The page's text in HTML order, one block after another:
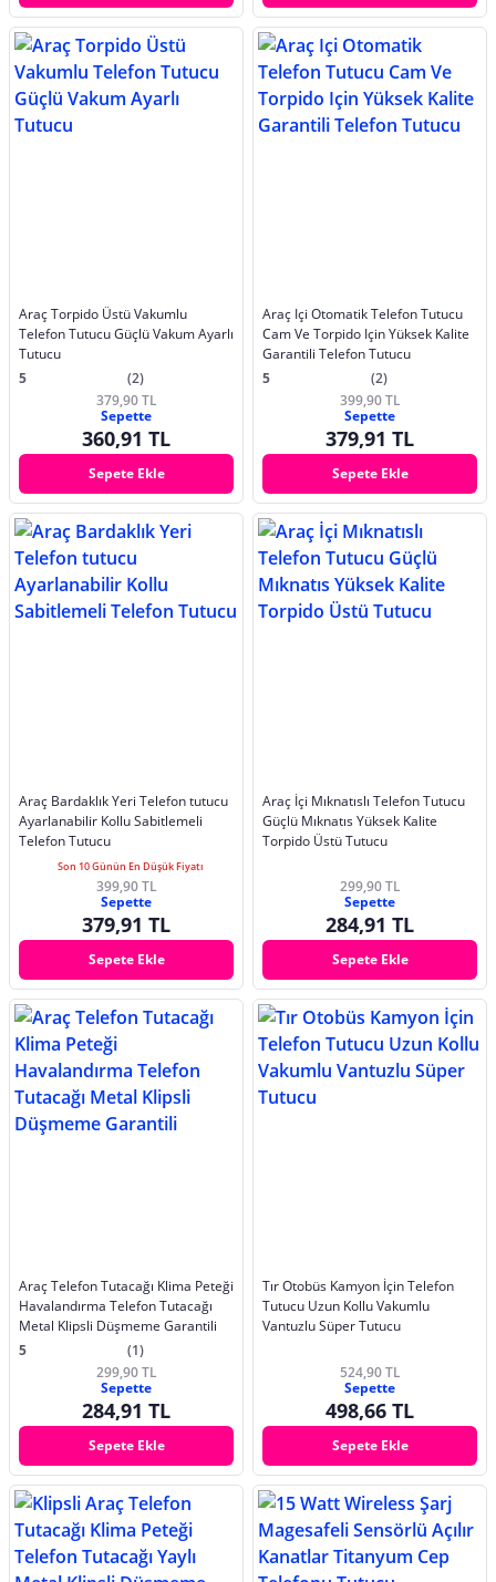
Araç Torpido Üstü Vakumlu
Telefon Tutucu Güçlü Vakum Ayarlı
Tutucu
5
(2)
379,90 TL
Sepette
360,91 TL
Sepete Ekle
Araç Içi Otomatik Telefon Tutucu
Cam Ve Torpido Için Yüksek Kalite
Garantili Telefon Tutucu
5
(2)
399,90 TL
Sepette
379,91 TL
Sepete Ekle
Araç Bardaklık Yeri Telefon tutucu
Ayarlanabilir Kollu Sabitlemeli
Telefon Tutucu
Son 10 Günün En Düşük Fiyatı
399,90 TL
Sepette
379,91 TL
Sepete Ekle
Araç İçi Mıknatıslı Telefon Tutucu
Güçlü Mıknatıs Yüksek Kalite
Torpido Üstü Tutucu
299,90 TL
Sepette
284,91 TL
Sepete Ekle
Araç Telefon Tutacağı Klima Peteği
Havalandırma Telefon Tutacağı
Metal Klipsli Düşmeme Garantili
5
(1)
299,90 TL
Sepette
284,91 TL
Sepete Ekle
Tır Otobüs Kamyon İçin Telefon
Tutucu Uzun Kollu Vakumlu
Vantuzlu Süper Tutucu
524,90 TL
Sepette
498,66 TL
Sepete Ekle